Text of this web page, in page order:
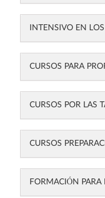
INTENSIVO EN
CURSOS PARA
CURSOS POR LAS
CURSOS
FORMACIÓN PARA